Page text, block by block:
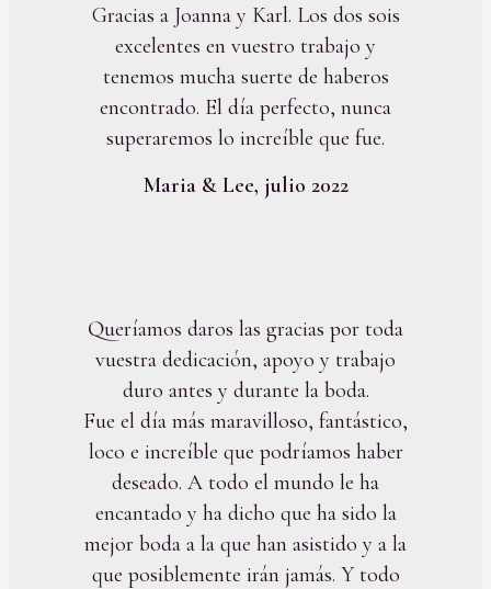
Gracias a Joanna y Karl. Los dos sois
excelentes en vuestro trabajo y
tenemos mucha suerte de haberos
encontrado. El día perfecto, nunca
superaremos lo increíble que fue.
Maria & Lee, julio 2022
Queríamos daros las gracias por toda
vuestra dedicación, apoyo y trabajo
duro antes y durante la boda.
Fue el día más maravilloso, fantástico,
loco e increíble que podríamos haber
deseado. A todo el mundo le ha
encantado y ha dicho que ha sido la
mejor boda a la que han asistido y a la
que posiblemente irán jamás. Y todo